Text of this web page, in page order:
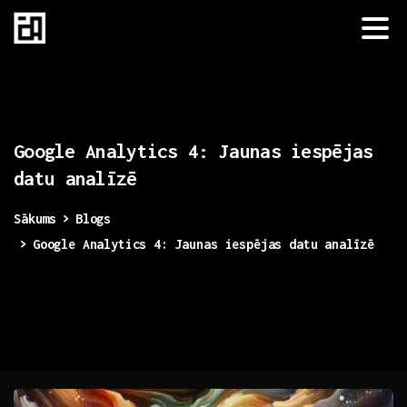
Google Analytics 4: Jaunas iespējas
datu analīzē
Sākums
Blogs
Google Analytics 4: Jaunas iespējas datu analīzē